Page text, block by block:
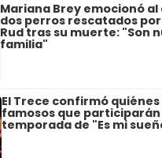
Mariana Brey emocionó
dos perros rescatados
Rud tras su muerte: "Son
familia"
El Trece confirmó quiénes
famosos que participarán
temporada de "Es mi